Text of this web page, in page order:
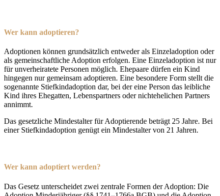
Wer kann adoptieren?
Adoptionen können grundsätzlich entweder als Einzeladoption oder
als gemeinschaftliche Adoption erfolgen. Eine Einzeladoption ist nur
für unverheiratete Personen möglich. Ehepaare dürfen ein Kind
hingegen nur gemeinsam adoptieren. Eine besondere Form stellt die
sogenannte Stiefkindadoption dar, bei der eine Person das leibliche
Kind ihres Ehegatten, Lebenspartners oder nichtehelichen Partners
annimmt.
Das gesetzliche Mindestalter für Adoptierende beträgt 25 Jahre. Bei
einer Stiefkindadoption genügt ein Mindestalter von 21 Jahren.
Wer kann adoptiert werden?
Das Gesetz unterscheidet zwei zentrale Formen der Adoption: Die